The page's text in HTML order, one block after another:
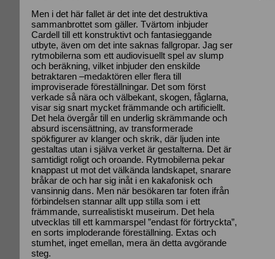
Men i det här fallet är det inte det destruktiva
sammanbrottet som gäller. Tvärtom inbjuder
Cardell till ett konstruktivt och fantasieggande
utbyte, även om det inte saknas fallgropar. Jag ser
rytmobilerna som ett audiovisuellt spel av slump
och beräkning, vilket inbjuder den enskilde
betraktaren –medaktören eller flera till
improviserade föreställningar. Det som först
verkade så nära och välbekant, skogen, fåglarna,
visar sig snart mycket främmande och artificiellt.
Det hela övergår till en underlig skrämmande och
absurd iscensättning, av transformerade
spökfigurer av klanger och skrik, där ljuden inte
gestaltas utan i själva verket är gestalterna. Det är
samtidigt roligt och oroande. Rytmobilerna pekar
knappast ut mot det välkända landskapet, snarare
bråkar de och har sig inåt i en kakafonisk och
vansinnig dans. Men när besökaren tar foten ifrån
förbindelsen stannar allt upp stilla som i ett
främmande, surrealistiskt museirum. Det hela
utvecklas till ett kammarspel ”endast för förtryckta”,
en sorts imploderande föreställning. Extas och
stumhet, inget emellan, mera än detta avgörande
steg.